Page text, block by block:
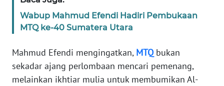
Wabup Mahmud Efendi Hadiri Pembukaan
MTQ ke-40 Sumatera Utara
Mahmud Efendi mengingatkan, MTQ bukan
sekadar ajang perlombaan mencari pemenang,
melainkan ikhtiar mulia untuk membumikan Al-
WN
SULBAR
BABEL
WN